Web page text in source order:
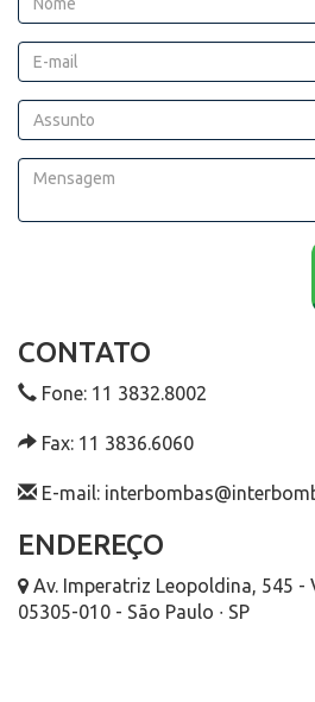
CONTATO
Fone: 11 3832.8002
Fax: 11 3836.6060
E-mail:
ENDEREÇO
Av. Imperatriz Leopoldina, 545 -
05305-010 - São Paulo ∙ SP